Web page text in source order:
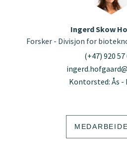
Ingerd Skow
Forsker - Divisjon for
(+47) 920 57
Kontorsted: Ås -